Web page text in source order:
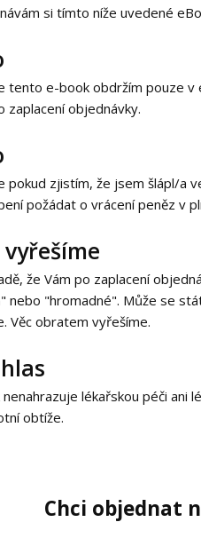
si tímto níže uvedené
tento e-book obdržím pouze
zaplacení objednávky.
pokud zjistím, že jsem šlápl/a
požádat o vrácení peněz v
vyřešíme
že Vám po zaplacení
nebo "hromadné". Může se
Věc obratem vyřešíme.
nenahrazuje lékařskou péči ani
obtíže.
Chci objednat